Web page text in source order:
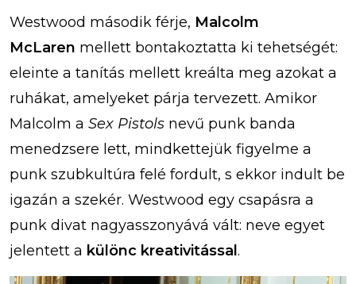
Westwood második férje, Malcolm
McLaren mellett bontakoztatta ki tehetségét:
eleinte a tanítás mellett kreálta meg azokat a
ruhákat, amelyeket párja tervezett. Amikor
Malcolm a Sex Pistols nevű punk banda
menedzsere lett, mindkettejük figyelme a
punk szubkultúra felé fordult, s ekkor indult be
igazán a szekér. Westwood egy csapásra a
punk divat nagyasszonyává vált: neve egyet
jelentett a különc kreativitással .